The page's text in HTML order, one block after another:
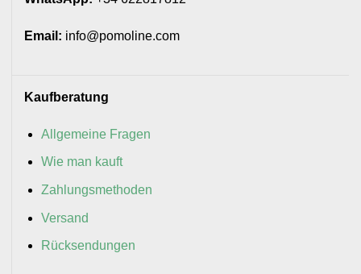
Email: info@pomoline.com
Kaufberatung
Allgemeine Fragen
Wie man kauft
Zahlungsmethoden
Versand
Rücksendungen